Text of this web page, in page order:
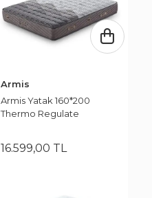
Armis
Armis Yatak 160*200
Thermo Regulate
16.599,00 TL